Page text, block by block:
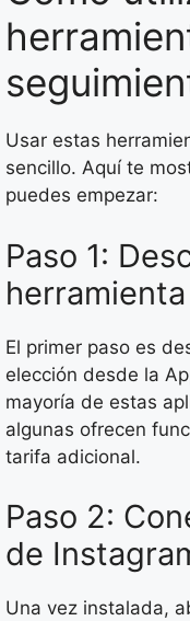
Usar estas
sencillo. Aquí te
puedes empezar:
Paso 1:
herramienta
El primer paso es
elección desde la
mayoría de estas
algunas ofrecen
tarifa adicional.
Paso 2:
de
Una vez instalada,